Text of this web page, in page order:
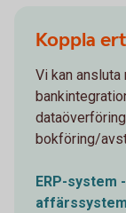
Koppla
Vi kan
bokföring/
ERP-system
affärssystem